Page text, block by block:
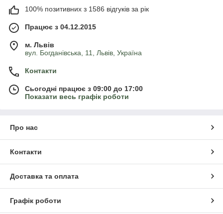
100% позитивних з 1586 відгуків за рік
Працює з 04.12.2015
м. Львів
вул. Богданівська, 11, Львів, Україна
Контакти
Сьогодні працює з 09:00 до 17:00
Показати весь графік роботи
Про нас
Контакти
Доставка та оплата
Графік роботи